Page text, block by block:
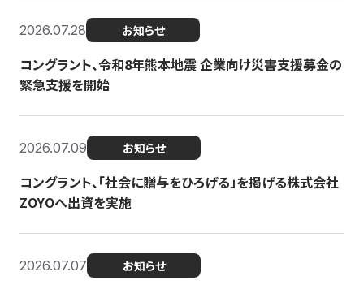
2026.07.28 お知らせ
コングラント、令和8年熊本地震 企業向け災害支援募金の
緊急支援を開始
2026.07.09 お知らせ
コングラント、「社会に贈与をひろげる」を掲げる株式会社
ZOYOへ出資を実施
2026.07.07 お知らせ